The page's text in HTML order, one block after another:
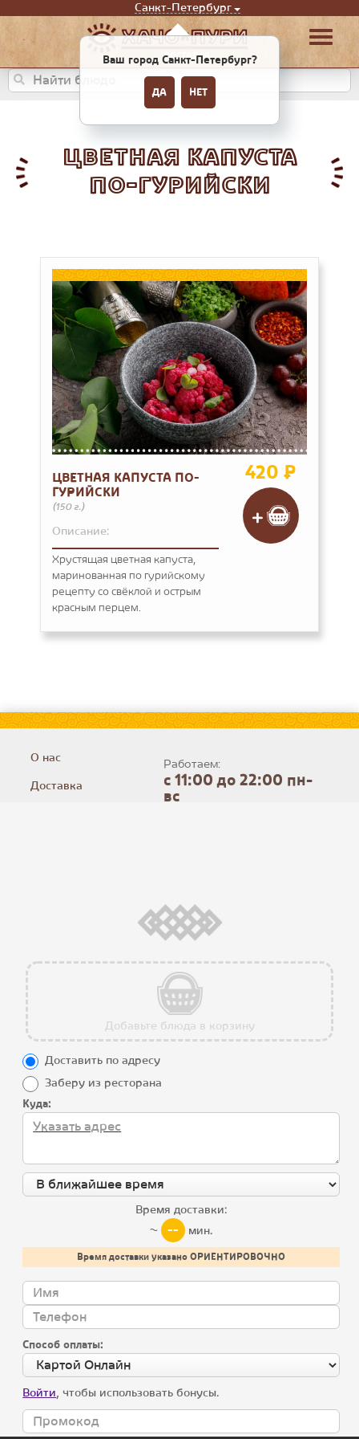
Санкт-Петербург
Ваш город Санкт-Петербург?
ДА НЕТ
Все блюда
Летнее меню
Лисички
Хачапури
Хинкали и соусы
Холодные закуски
Салаты
Супы
Горячие закуски
Горячие блюда
Гриль
ЦВЕТНАЯ КАПУСТА
ПО-ГУРИЙСКИ
ЦВЕТНАЯ КАПУСТА ПО-
ГУРИЙСКИ
(150 г.)
Описание:
Хрустящая цветная капуста,
маринованная по гурийскому
рецепту со свёклой и острым
красным перцем.
420 ₽
Добавьте блюда в корзину
Доставить по адресу
Заберу из ресторана
Куда:
Время доставки:
~
-- мин.
Время доставки указано ОРИЕНТИРОВОЧНО
Способ оплаты:
Войти, чтобы использовать бонусы.
О нас
Доставка
Работаем:
с 11:00 до 22:00 пн-
вс
Скачай мобильное приложение, получай подарки